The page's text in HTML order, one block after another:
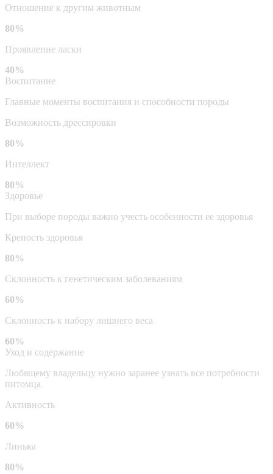
Отношение к другим животным
80%
Проявление ласки
40%
Воспитание
Главные моменты воспитания и способности породы
Возможность дрессировки
80%
Интеллект
80%
Здоровье
При выборе породы важно учесть особенности ее здоровья
Крепость здоровья
80%
Склонность к генетическим заболеваниям
60%
Склонность к набору лишнего веса
60%
Уход и содержание
Любящему владельцу нужно заранее узнать все потребности
питомца
Активность
60%
Линька
80%